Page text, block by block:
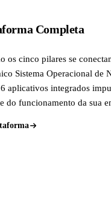
Completa
os cinco pilares se
Sistema Operacional de
aplicativos integrados
do funcionamento da sua